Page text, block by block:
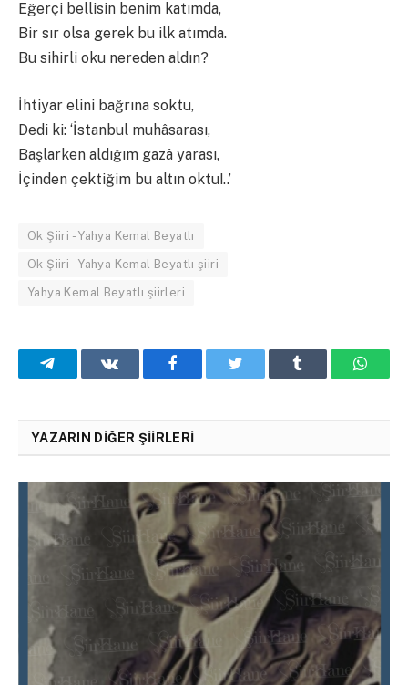
Eğerçi bellisin benim katımda,
Bir sır olsa gerek bu ilk atımda.
Bu sihirli oku nereden aldın?
İhtiyar elini bağrına soktu,
Dedi ki: ‘İstanbul muhâsarası,
Başlarken aldığım gazâ yarası,
İçinden çektiğim bu altın oktu!..’
Ok Şiiri - Yahya Kemal Beyatlı
Ok Şiiri - Yahya Kemal Beyatlı şiiri
Yahya Kemal Beyatlı şiirleri
TelegramVKontakteFacebookTwitter
YAZARIN DIĞER ŞIIRLERI